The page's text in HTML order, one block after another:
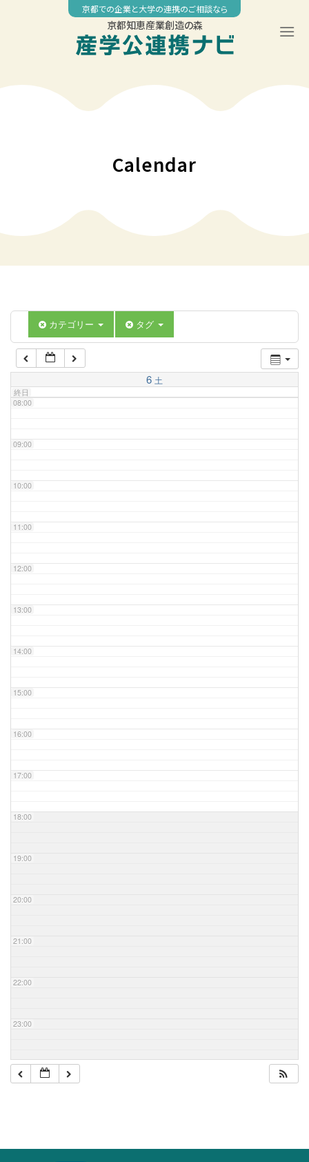
京都での企業と大学の連携のご相談なら
京都知恵産業創造の森
Calendar
カテゴリー タグ
6 土
終日
04:00
07:00
08:00
09:00
10:00
11:00
12:00
13:00
14:00
15:00
16:00
17:00
18:00
19:00
20:00
21:00
22:00
23:00